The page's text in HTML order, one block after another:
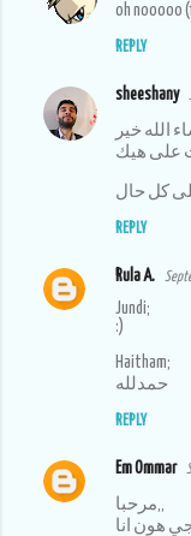
oh nooooo
REPLY
sheeshany
الله خير
على هيك
كل حال
REPLY
Rula A.
Jundi;
:)
Haitham;
حمدلله
REPLY
Em Ommar
هون انا